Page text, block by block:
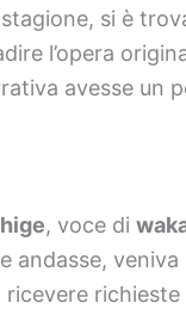
si è
l’opera
avesse un
, voce di
andasse, veniva
ricevere